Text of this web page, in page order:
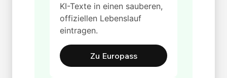
KI-Texte in einen sauberen,
offiziellen Lebenslauf
eintragen.
Zu Europass